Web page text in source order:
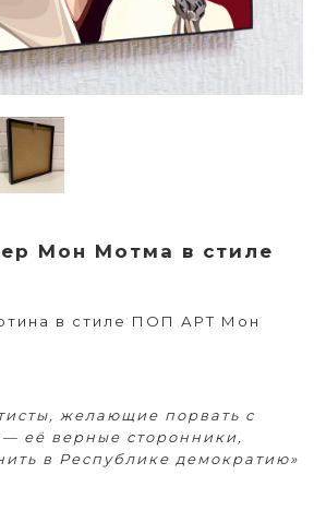
Мон Мотма в стиле
в стиле ПОП АРТ Мон
желающие порвать с
её верные сторонники,
в Республике демократию»